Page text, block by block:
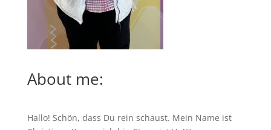
About me:
Hallo! Schön, dass Du rein schaust. Mein Name ist